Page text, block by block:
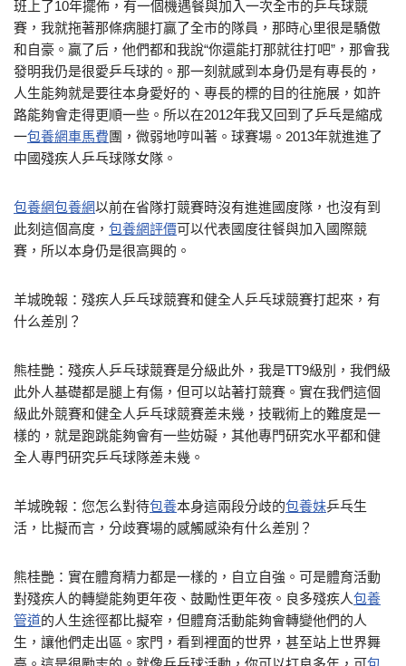
班上了10年擺佈，有一個機遇餐與加入一次全市的乒乓球競
賽，我就拖著那條病腿打贏了全市的隊員，那時心里很是驕傲
和自豪。贏了后，他們都和我說“你還能打那就往打吧”，那會我
發明我仍是很愛乒乓球的。那一刻就感到本身仍是有專長的，
人生能夠就是要往本身愛好的、專長的標的目的往施展，如許
路能夠會走得更順一些。所以在2012年我又回到了乒乓是縮成
一包養網車馬費 團，微弱地哼叫著。球賽場。2013年就進進了
中國殘疾人乒乓球隊女隊。
包養網包養網以前在省隊打競賽時沒有進進國度隊，也沒有到
此刻這個高度， 包養網評價可以代表國度往餐與加入國際競
賽，所以本身仍是很高興的。
羊城晚報：殘疾人乒乓球競賽和健全人乒乓球競賽打起來，有
什么差別？
熊桂艷：殘疾人乒乓球競賽是分級此外，我是TT9級別，我們級
此外人基礎都是腿上有傷，但可以站著打競賽。實在我們這個
級此外競賽和健全人乒乓球競賽差未幾，技戰術上的難度是一
樣的，就是跑跳能夠會有一些妨礙，其他專門研究水平都和健
全人專門研究乒乓球隊差未幾。
羊城晚報：您怎么對待包養本身這兩段分歧的包養妹乒乓生
活，比擬而言，分歧賽場的感觸感染有什么差別？
熊桂艷：實在體育精力都是一樣的，自立自強。可是體育活動
對殘疾人的轉變能夠更年夜、鼓勵性更年夜。良多殘疾人包養
管道的人生途徑都比擬窄，但體育活動能夠會轉變他們的人
生，讓他們走出區。家門，看到裡面的世界，甚至站上世界舞